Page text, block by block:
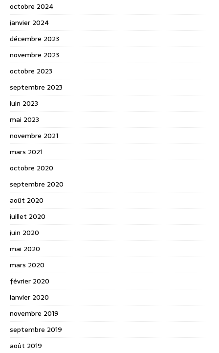
octobre 2024
janvier 2024
décembre 2023
novembre 2023
octobre 2023
septembre 2023
juin 2023
mai 2023
novembre 2021
mars 2021
octobre 2020
septembre 2020
août 2020
juillet 2020
juin 2020
mai 2020
mars 2020
février 2020
janvier 2020
novembre 2019
septembre 2019
août 2019